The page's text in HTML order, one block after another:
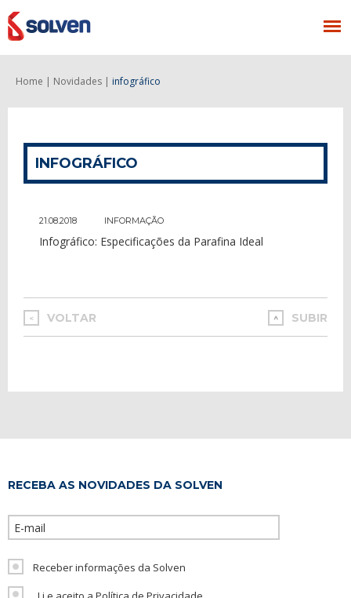
Home | Novidades | infográfico
INFOGRÁFICO
21.08.2018 INFORMAÇÃO
Infográfico: Especificações da Parafina Ideal
< VOLTAR SUBIR
RECEBA AS NOVIDADES DA SOLVEN
Receber informações da Solven